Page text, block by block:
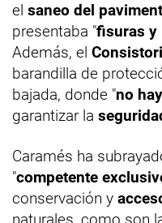
el saneo del
presentaba "fisuras y
Además, el
barandilla de
bajada, donde "no
garantizar la
Caramés ha
"competente
conservación y